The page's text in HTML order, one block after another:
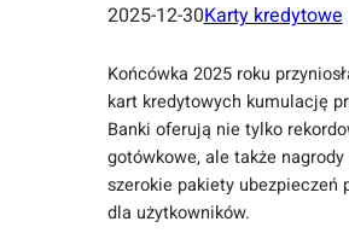
2025-12-30Karty kredytowe
Końcówka 2025 roku
kart kredytowych kumulację
Banki oferują nie tylko
gotówkowe, ale także
szerokie pakiety ubezpieczeń
dla użytkowników.